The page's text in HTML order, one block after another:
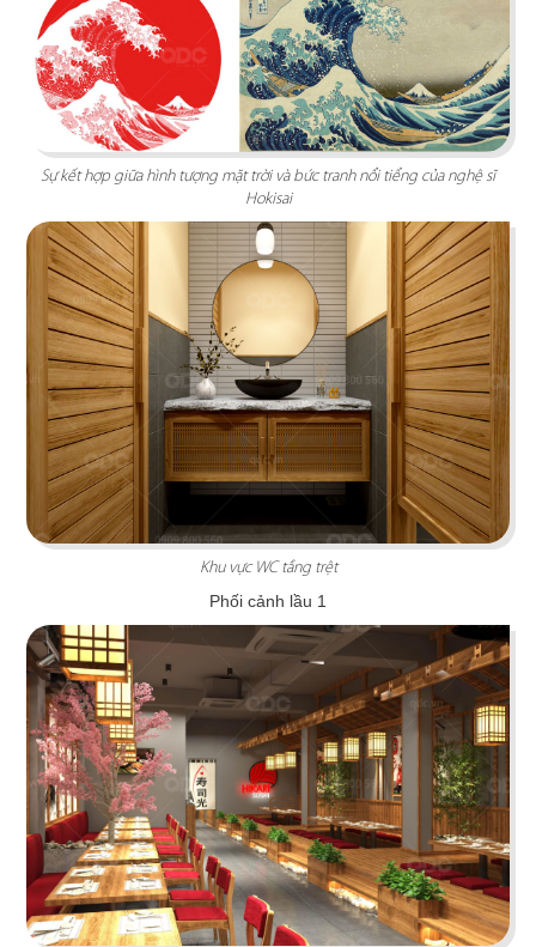
Chi tiết
THAI ICON
Thiết kế theo hình thức Foodcourt với một không
gian mang đậm dấu ấn xứ sở chùa Vàng
Chi tiết
STELLA COFFEE
Gam màu xám nguyên bản cùng kỹ thuật sơn
hiệu ứng rỉ sét tạo nên sự mới mẻ
Sự kết hợp giữa hình tượng mặt trời và bức tranh nổi tiểng của nghệ sĩ
Hokisai
Khu vực WC tầng trệt
Phối cảnh lầu 1